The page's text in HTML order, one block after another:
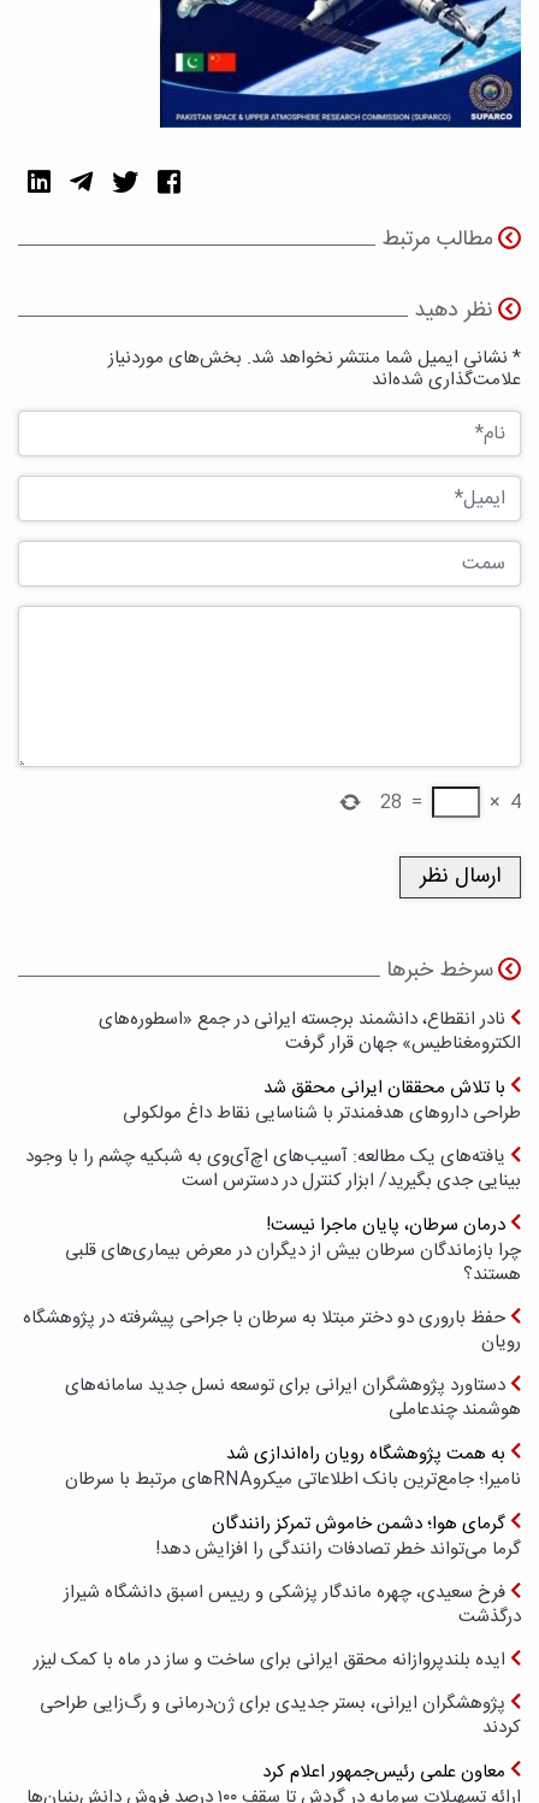
مطالب مرتبط
نظر دهید
* نشانی ایمیل شما منتشر نخواهد شد. بخش‌های موردنیاز
علامت‌گذاری شده‌اند
4
×
=
28
سرخط خبرها
نادر انقطاع، دانشمند برجسته ایرانی در جمع «اسطوره‌های
الکترومغناطیس» جهان قرار گرفت
با تلاش محققان ایرانی محقق شد
طراحی داروهای هدفمندتر با شناسایی نقاط داغ مولکولی
یافته‌های یک مطالعه: آسیب‌های اچ‌آی‌وی به شبکیه چشم را با وجود
بینایی جدی بگیرید/ ابزار کنترل در دسترس است
درمان سرطان، پایان ماجرا نیست!
چرا بازماندگان سرطان بیش از دیگران در معرض بیماری‌های قلبی
هستند؟
حفظ باروری دو دختر مبتلا به سرطان با جراحی پیشرفته در پژوهشگاه
رویان
دستاورد پژوهشگران ایرانی برای توسعه نسل جدید سامانه‌های
هوشمند چندعاملی
به همت پژوهشگاه رویان راه‌اندازی شد
نامیرا؛ جامع‌ترین بانک اطلاعاتی میکروRNAهای مرتبط با سرطان
گرمای هوا؛ دشمن خاموش تمرکز رانندگان
گرما می‌تواند خطر تصادفات رانندگی را افزایش دهد!
فرخ سعیدی، چهره ماندگار پزشکی و رییس اسبق دانشگاه شیراز
درگذشت
ایده بلندپروازانه محقق ایرانی برای ساخت و ساز در ماه با کمک لیزر
پژوهشگران ایرانی، بستر جدیدی برای ژن‌درمانی و رگ‌زایی طراحی
کردند
معاون علمی رئیس‌جمهور اعلام کرد